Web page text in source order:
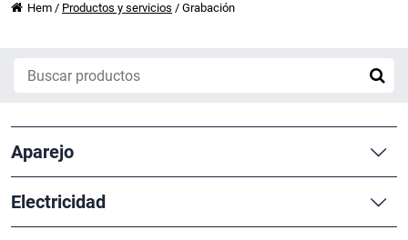
Hem / Productos y servicios / Grabación
Aparejo
Electricidad